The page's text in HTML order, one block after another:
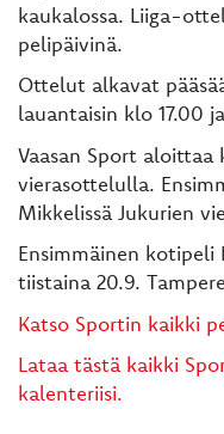
kaukalossa. Liiga-
pelipäivinä.
Ottelut alkavat
lauantaisin klo 17.00
Vaasan Sport aloittaa
vierasottelulla.
Mikkelissä Jukurien
Ensimmäinen kotipeli
tiistaina 20.9.
Katso Sportin kaikki
Lataa tästä kaikki
kalenteriisi.